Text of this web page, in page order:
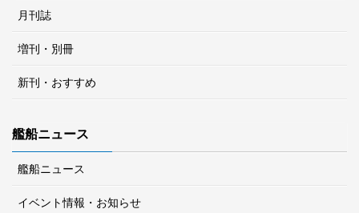
月刊誌
増刊・別冊
新刊・おすすめ
艦船ニュース
艦船ニュース
イベント情報・お知らせ